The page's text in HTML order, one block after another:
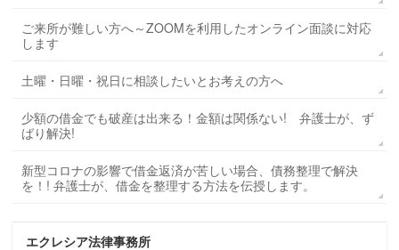
ご来所が難しい方へ～ZOOMを利用したオンライン面談に対応
します
土曜・日曜・祝日に相談したいとお考えの方へ
少額の借金でも破産は出来る！金額は関係ない! 弁護士が、ず
ばり解決!
新型コロナの影響で借金返済が苦しい場合、債務整理で解決
を！! 弁護士が、借金を整理する方法を伝授します。
エクレシア法律事務所